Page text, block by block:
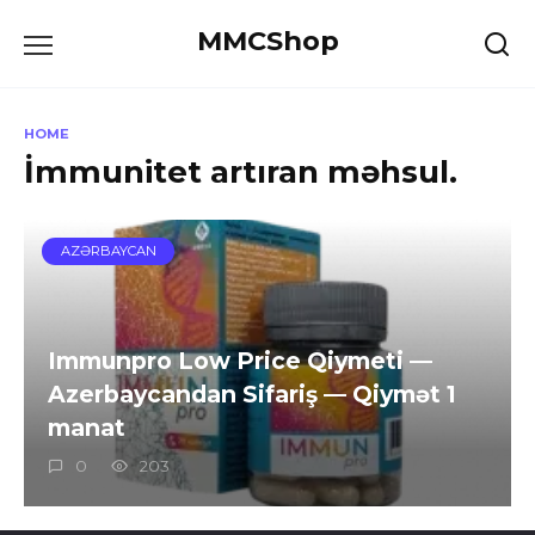
MMCShop
HOME
İmmunitet artıran məhsul.
AZƏRBAYCAN
Immunpro Low Price Qiymeti —
Azerbaycandan Sifariş — Qiymət 1
manat
0 203